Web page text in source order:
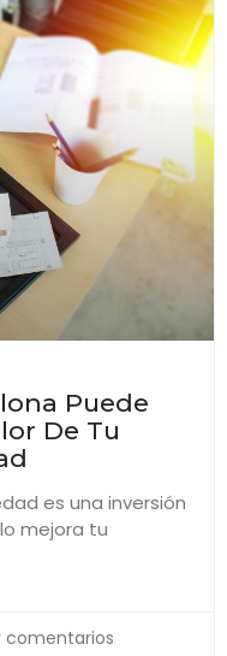
Puede
De Tu
es una inversión
mejora tu
comentarios